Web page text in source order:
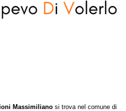
Massimiliano si trova nel comune di